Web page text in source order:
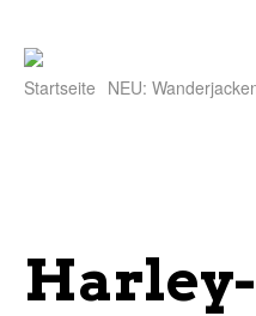
Startseite NEU:
Harley-